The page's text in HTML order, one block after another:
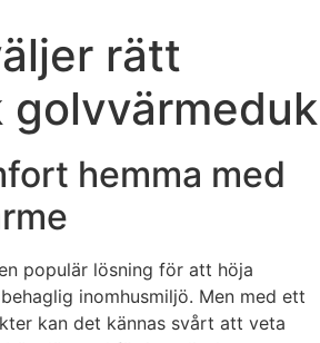
rätt
golvvärmeduk
hemma med
populär lösning för att höja
inomhusmiljö. Men med ett
kan det kännas svårt att veta